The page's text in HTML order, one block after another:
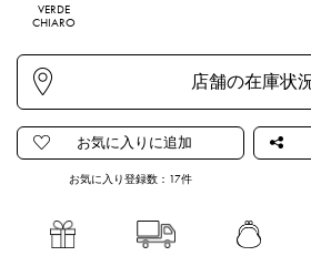
VERDE
CHIARO
お気に入り登録数： 17件